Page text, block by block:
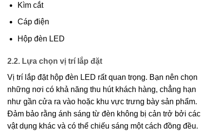
Kìm cắt
Cáp điện
Hộp đèn LED
2.2. Lựa chọn vị trí lắp đặt
Vị trí lắp đặt hộp đèn LED rất quan trọng. Bạn nên chọn
những nơi có khả năng thu hút khách hàng, chẳng hạn
như gần cửa ra vào hoặc khu vực trưng bày sản phẩm.
Đảm bảo rằng ánh sáng từ đèn không bị cản trở bởi các
vật dụng khác và có thể chiếu sáng một cách đồng đều.